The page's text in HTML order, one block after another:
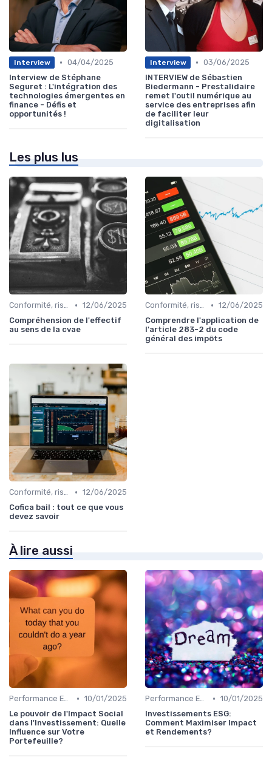
Interview • 04/04/2025
Interview de Stéphane
Seguret : L'intégration des
technologies émergentes en
finance - Défis et
opportunités !
Interview • 03/06/2025
INTERVIEW de Sébastien
Biedermann - Prestalidaire
remet l'outil numérique au
service des entreprises afin
de faciliter leur
digitalisation
Les plus lus
Conformité, risques & réglementation • 12/06/2025
Compréhension de l'effectif
au sens de la cvae
Conformité, risques & réglementation • 12/06/2025
Comprendre l'application de
l'article 283-2 du code
général des impôts
Conformité, risques & réglementation • 12/06/2025
Cofica bail : tout ce que vous
devez savoir
À lire aussi
Performance ESG & finance durable • 10/01/2025
Le pouvoir de l'Impact Social
dans l'Investissement: Quelle
Influence sur Votre
Portefeuille?
Performance ESG & finance durable • 10/01/2025
Investissements ESG:
Comment Maximiser Impact
et Rendements?